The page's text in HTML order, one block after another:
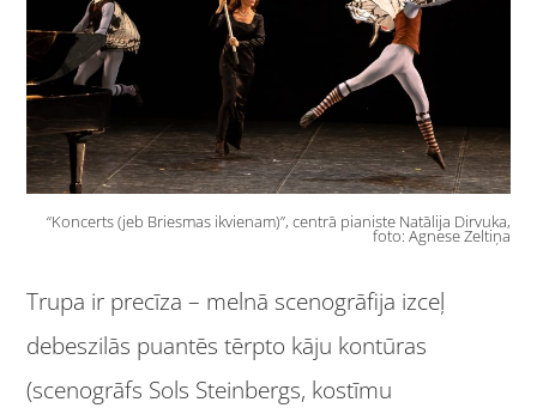
“Koncerts (jeb Briesmas ikvienam)”, centrā pianiste Natālija Dirvuka,
foto: Agnese Zeltiņa
Trupa ir precīza – melnā scenogrāfija izceļ
debeszilās puantēs tērpto kāju kontūras
(scenogrāfs Sols Steinbergs, kostīmu